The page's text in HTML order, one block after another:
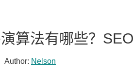
算法有哪些？
Author: Nelson